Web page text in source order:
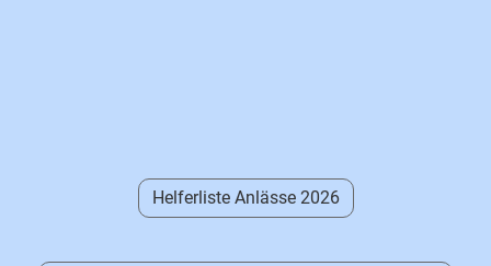
Helferliste Anlässe 2026